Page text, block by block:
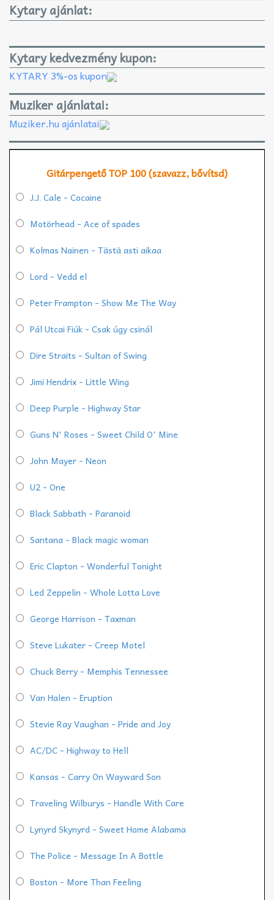
Kytary ajánlat:
Kytary kedvezmény kupon:
KYTARY 3%-os kupon
Muziker ajánlatai:
Muziker.hu ajánlatai
Gitárpengető TOP 100 (szavazz, bővítsd)
J.J. Cale - Cocaine
Motörhead - Ace of spades
Kolmas Nainen - Tästä asti aikaa
Lord - Vedd el
Peter Frampton - Show Me The Way
Pál Utcai Fiúk - Csak úgy csinál
Dire Straits - Sultan of Swing
Jimi Hendrix - Little Wing
Deep Purple - Highway Star
Guns N' Roses - Sweet Child O' Mine
John Mayer - Neon
U2 - One
Black Sabbath - Paranoid
Santana - Black magic woman
Eric Clapton - Wonderful Tonight
Led Zeppelin - Whole Lotta Love
George Harrison - Taxman
Steve Lukater - Creep Motel
Chuck Berry - Memphis Tennessee
Van Halen - Eruption
Stevie Ray Vaughan - Pride and Joy
AC/DC - Highway to Hell
Kansas - Carry On Wayward Son
Traveling Wilburys - Handle With Care
Lynyrd Skynyrd - Sweet Home Alabama
The Police - Message In A Bottle
Boston - More Than Feeling